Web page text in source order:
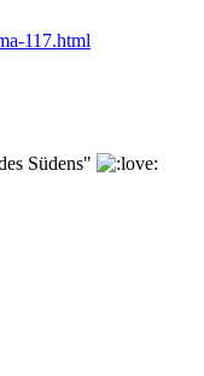
117.html
Südens"